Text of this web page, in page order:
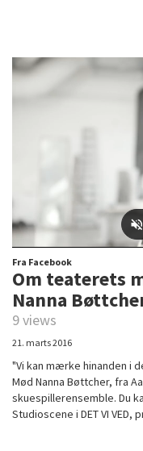
Fra Facebook
Om teaterets
Nanna
9 views
21. marts 2016
"Vi kan mærke hinanden i
Mød Nanna Bøttcher, fra
skuespillerensemble. Du
Studioscene i DET VI VED,